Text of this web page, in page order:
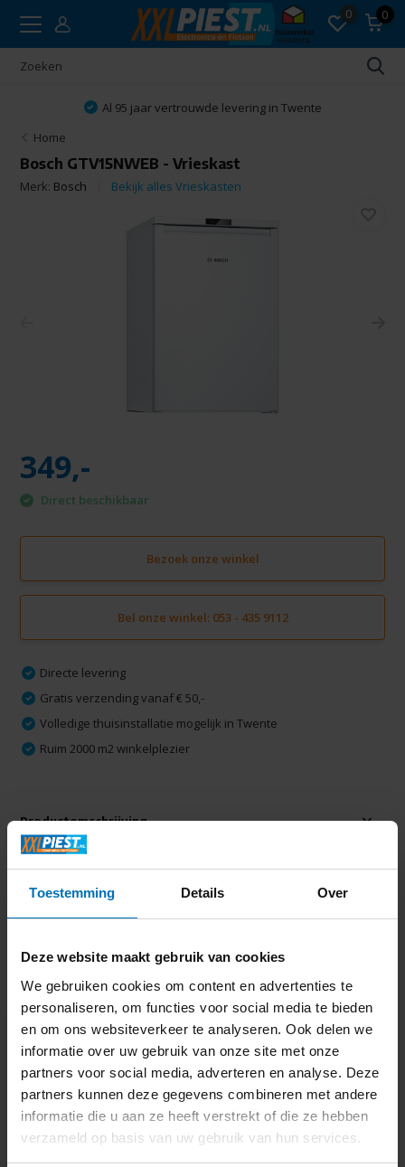
Toestemming Details Over
Deze website maakt gebruik van cookies
We gebruiken cookies om content en advertenties te
personaliseren, om functies voor social media te bieden
en om ons websiteverkeer te analyseren. Ook delen we
informatie over uw gebruik van onze site met onze
partners voor social media, adverteren en analyse. Deze
partners kunnen deze gegevens combineren met andere
informatie die u aan ze heeft verstrekt of die ze hebben
verzameld op basis van uw gebruik van hun services.
0 0
Al 95 jaar vertrouwde levering in Twente
Home
Bosch GTV15NWEB - Vrieskast
Merk: Bosch Bekijk alles Vrieskasten
349,-
Direct beschikbaar
Bezoek onze winkel
Bel onze winkel: 053 - 435 9112
Directe levering
Gratis verzending vanaf € 50,-
Volledige thuisinstallatie mogelijk in Twente
Ruim 2000 m2 winkelplezier
Productomschrijving
Specificaties
Delen
Laatst bekeken
Bosch GTV15NWEB -